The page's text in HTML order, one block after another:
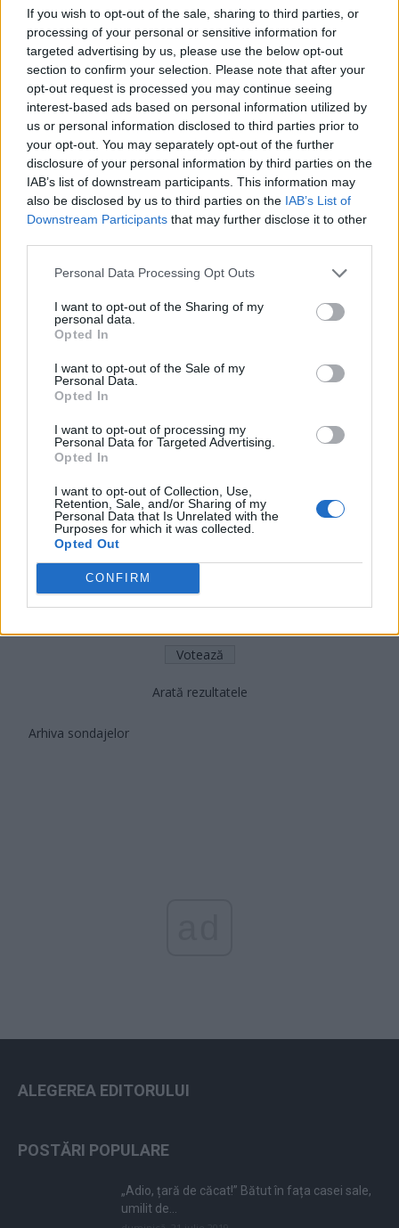
If you wish to opt-out of the sale, sharing to third parties, or
processing of your personal or sensitive information for
targeted advertising by us, please use the below opt-out
section to confirm your selection. Please note that after your
opt-out request is processed you may continue seeing
interest-based ads based on personal information utilized by
us or personal information disclosed to third parties prior to
your opt-out. You may separately opt-out of the further
disclosure of your personal information by third parties on the
IAB’s list of downstream participants. This information may
also be disclosed by us to third parties on the IAB’s List of
Downstream Participants that may further disclose it to other
Personal Data Processing Opt Outs
I want to opt-out of the Sharing of my
personal data.
Opted In
I want to opt-out of the Sale of my
Personal Data.
Opted In
I want to opt-out of processing my
Personal Data for Targeted Advertising.
Opted In
I want to opt-out of Collection, Use,
Retention, Sale, and/or Sharing of my
Personal Data that Is Unrelated with the
Purposes for which it was collected.
Opted Out
CONFIRM
loc duminica viitoare?
USR
PNL
PSD
AUR
UDMR
PMP (Tomac)
Forța Dreptei (L. Orban)
PNȚMM
REPER
SENS
SOS (Șoșoacă)
PACE (Peia)
Acțiunea Conservatoare (Târziu)
PDF (Lazarus)
PUSL (D. Voiculescu)
PNȚCD (Pavelescu)
PNCR (Terheș)
Partidul Patrioților (Surugiu)
FAR (Coarnă)
România pe Primul Loc (Ponta)
Arată rezultatele
Arhiva sondajelor
ALEGEREA EDITORULUI
POSTĂRI POPULARE
„Adio, țară de căcat!” Bătut în fața casei sale,
umilit de...